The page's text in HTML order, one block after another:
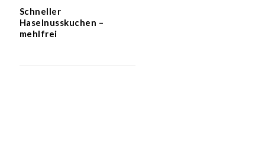
Schneller
Haselnusskuchen –
mehlfrei